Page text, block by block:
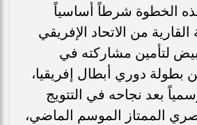
الخطوة شرطاً أساسياً
من الاتحاد الإفريقي
لتأمين مشاركته في
بطولة دوري أبطال إفريقيا،
بعد نجاحه في التتويج
الممتاز الموسم الماضي،